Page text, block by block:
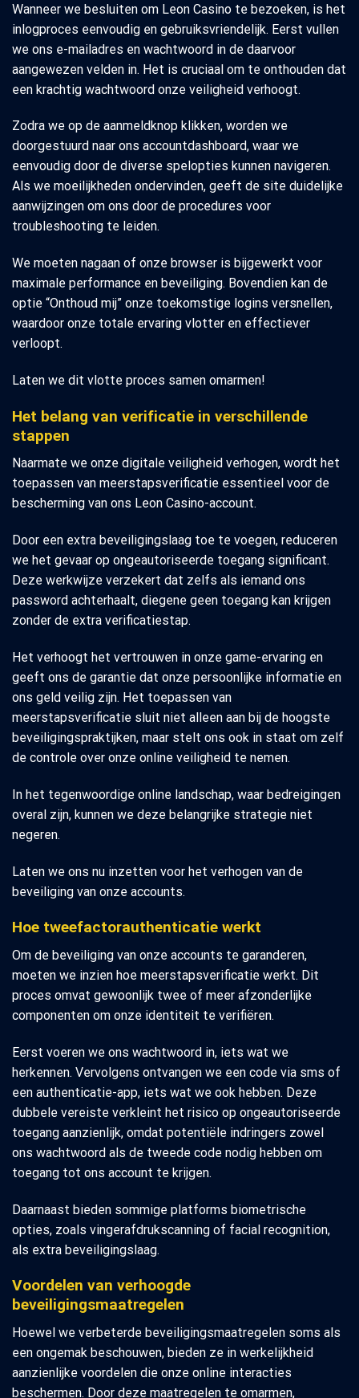
Wanneer we besluiten om Leon Casino te bezoeken, is het
inlogproces eenvoudig en gebruiksvriendelijk. Eerst vullen
we ons e-mailadres en wachtwoord in de daarvoor
aangewezen velden in. Het is cruciaal om te onthouden dat
een krachtig wachtwoord onze veiligheid verhoogt.
Zodra we op de aanmeldknop klikken, worden we
doorgestuurd naar ons accountdashboard, waar we
eenvoudig door de diverse spelopties kunnen navigeren.
Als we moeilijkheden ondervinden, geeft de site duidelijke
aanwijzingen om ons door de procedures voor
troubleshooting te leiden.
We moeten nagaan of onze browser is bijgewerkt voor
maximale performance en beveiliging. Bovendien kan de
optie “Onthoud mij” onze toekomstige logins versnellen,
waardoor onze totale ervaring vlotter en effectiever
verloopt.
Laten we dit vlotte proces samen omarmen!
Het belang van verificatie in verschillende
stappen
Naarmate we onze digitale veiligheid verhogen, wordt het
toepassen van meerstapsverificatie essentieel voor de
bescherming van ons Leon Casino-account.
Door een extra beveiligingslaag toe te voegen, reduceren
we het gevaar op ongeautoriseerde toegang significant.
Deze werkwijze verzekert dat zelfs als iemand ons
password achterhaalt, diegene geen toegang kan krijgen
zonder de extra verificatiestap.
Het verhoogt het vertrouwen in onze game-ervaring en
geeft ons de garantie dat onze persoonlijke informatie en
ons geld veilig zijn. Het toepassen van
meerstapsverificatie sluit niet alleen aan bij de hoogste
beveiligingspraktijken, maar stelt ons ook in staat om zelf
de controle over onze online veiligheid te nemen.
In het tegenwoordige online landschap, waar bedreigingen
overal zijn, kunnen we deze belangrijke strategie niet
negeren.
Laten we ons nu inzetten voor het verhogen van de
beveiliging van onze accounts.
Hoe tweefactorauthenticatie werkt
Om de beveiliging van onze accounts te garanderen,
moeten we inzien hoe meerstapsverificatie werkt. Dit
proces omvat gewoonlijk twee of meer afzonderlijke
componenten om onze identiteit te verifiëren.
Eerst voeren we ons wachtwoord in, iets wat we
herkennen. Vervolgens ontvangen we een code via sms of
een authenticatie-app, iets wat we ook hebben. Deze
dubbele vereiste verkleint het risico op ongeautoriseerde
toegang aanzienlijk, omdat potentiële indringers zowel
ons wachtwoord als de tweede code nodig hebben om
toegang tot ons account te krijgen.
Daarnaast bieden sommige platforms biometrische
opties, zoals vingerafdrukscanning of facial recognition,
als extra beveiligingslaag.
Voordelen van verhoogde
beveiligingsmaatregelen
Hoewel we verbeterde beveiligingsmaatregelen soms als
een ongemak beschouwen, bieden ze in werkelijkheid
aanzienlijke voordelen die onze online interacties
beschermen. Door deze maatregelen te omarmen,